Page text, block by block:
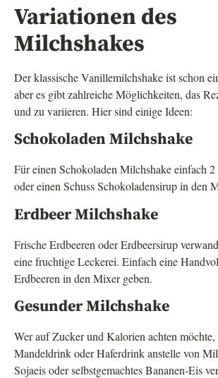
Variationen des
Milchshakes
Der klassische Vanillemilchshake ist schon
aber es gibt zahlreiche Möglichkeiten, das
und zu variieren. Hier sind einige Ideen:
Schokoladen Milchshake
Für einen Schokoladen Milchshake einfach
oder einen Schuss Schokoladensirup in den
Erdbeer Milchshake
Frische Erdbeeren oder Erdbeersirup
eine fruchtige Leckerei. Einfach eine
Erdbeeren in den Mixer geben.
Gesunder Milchshake
Wer auf Zucker und Kalorien achten möchte,
Mandeldrink oder Haferdrink anstelle von
Sojaeis oder selbstgemachtes Bananen-Eis